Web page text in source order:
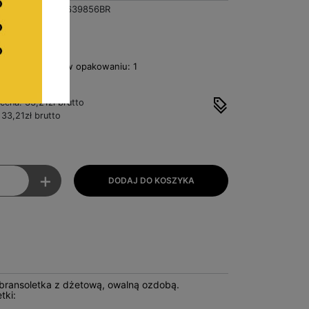
T000639856BR
Netto
- liczba sztuk w opakowaniu: 1
33,21zł brutto
brutto
+
z dżetową, owalną ozdobą.